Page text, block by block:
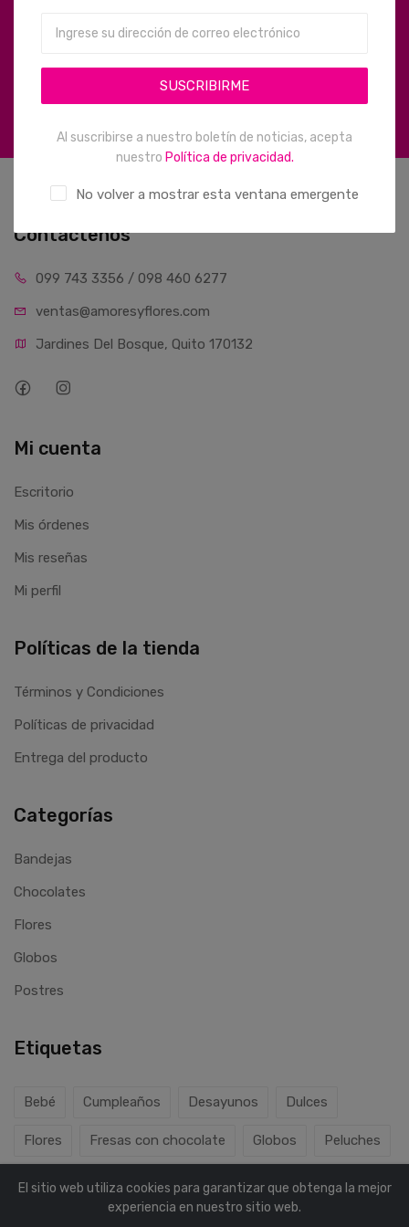
Suscríbase a nuestro boletín y reciba notificaciones
SUSCRIBIRME
Contáctenos
099 743 3356 / 098 460 6277
ventas@amoresyflores.com
Jardines Del Bosque, Quito 170132
Mi cuenta
Escritorio
Mis órdenes
Mis reseñas
Mi perfil
Políticas de la tienda
Términos y Condiciones
Políticas de privacidad
Entrega del producto
Categorías
Bandejas
Chocolates
Flores
Globos
Postres
Etiquetas
Bebé Cumpleaños Desayunos Dulces
Flores Fresas con chocolate Globos Peluches
SUSCRIBIRME
Al suscribirse a nuestro boletín de noticias, acepta
nuestro Política de privacidad.
No volver a mostrar esta ventana emergente
El sitio web utiliza cookies para garantizar que obtenga la mejor
experiencia en nuestro sitio web.